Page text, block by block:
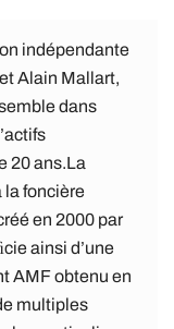
indépendante
Alain Mallart,
dans
20 ans.La
la foncière
en 2000 par
ainsi d’une
AMFobtenu en
multiples